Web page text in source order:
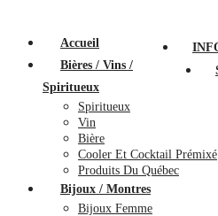
Accueil
Bières / Vins /
Spiritueux
Spiritueux
Vin
Bière
Cooler Et Cocktail Prémixé
Produits Du Québec
Bijoux / Montres
Bijoux Femme